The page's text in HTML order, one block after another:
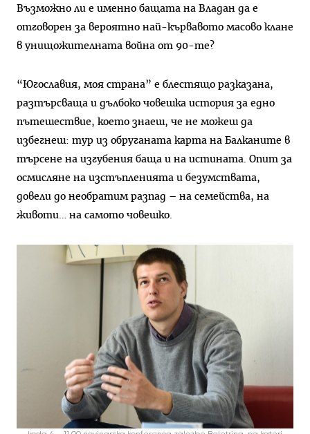
Възможно ли е именно бащата на Владан да е
отговорен за вероятно най-кървавото масово клане
в унищожителната война от 90-те?
“Югославия, моя страна” е блестящо разказана,
разтърсваща и дълбоко човешка история за едно
пътешествие, което знаеш, че не можеш да
избегнеш: тур из обруганата карта на Балканите в
търсене на изгубения баща и на истината. Опит за
осмисляне на изстъпленията и безумствата,
довели до необратим разпад – на семейства, на
животи… на самото човешко.